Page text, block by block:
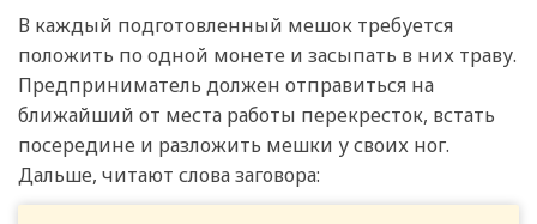
В каждый подготовленный мешок требуется
положить по одной монете и засыпать в них траву.
Предприниматель должен отправиться на
ближайший от места работы перекресток, встать
посередине и разложить мешки у своих ног.
Дальше, читают слова заговора: